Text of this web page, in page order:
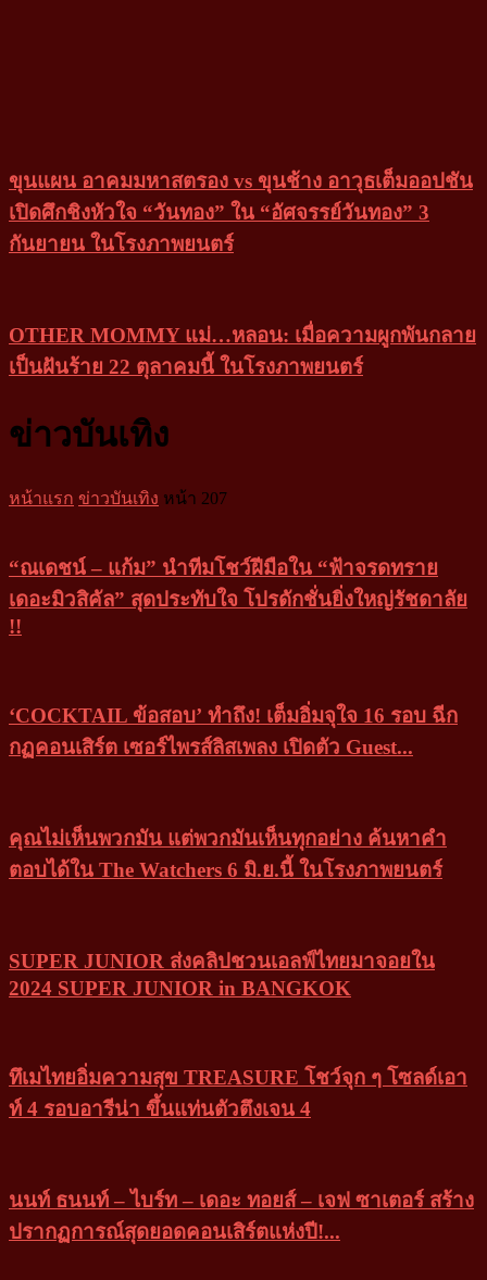
ขุนแผน อาคมมหาสตรอง vs ขุนช้าง อาวุธเต็มออปชัน
เปิดศึกชิงหัวใจ “วันทอง” ใน “อัศจรรย์วันทอง” 3
กันยายน ในโรงภาพยนตร์
OTHER MOMMY แม่…หลอน: เมื่อความผูกพันกลาย
เป็นฝันร้าย 22 ตุลาคมนี้ ในโรงภาพยนตร์
ข่าวบันเทิง
หน้าแรก ข่าวบันเทิง หน้า 207
“ณเดชน์ – แก้ม” นำทีมโชว์ฝีมือใน “ฟ้าจรดทราย
เดอะมิวสิคัล” สุดประทับใจ โปรดักชั่นยิ่งใหญ่รัชดาลัย
!!
‘COCKTAIL ข้อสอบ’ ทำถึง! เต็มอิ่มจุใจ 16 รอบ ฉีก
กฏคอนเสิร์ต เซอร์ไพรส์ลิสเพลง เปิดตัว Guest...
คุณไม่เห็นพวกมัน แต่พวกมันเห็นทุกอย่าง ค้นหาคำ
ตอบได้ใน The Watchers 6 มิ.ย.นี้ ในโรงภาพยนตร์
SUPER JUNIOR ส่งคลิปชวนเอลฟ์ไทยมาจอยใน
2024 SUPER JUNIOR in BANGKOK
ทึเมไทยอิ่มความสุข TREASURE โชว์จุก ๆ โซลด์เอา
ท์ 4 รอบอารีน่า ขึ้นแท่นตัวตึงเจน 4
นนท์ ธนนท์ – ไบร์ท – เดอะ ทอยส์ – เจฟ ซาเตอร์ สร้าง
ปรากฏการณ์สุดยอดคอนเสิร์ตแห่งปี!...